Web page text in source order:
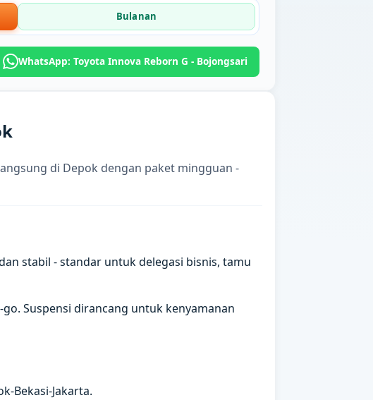
Bulanan
WhatsApp: Toyota Innova Reborn G - Bojongsari
di Depok dengan paket mingguan -
stabil - standar untuk delegasi bisnis, tamu
Suspensi dirancang untuk kenyamanan
Bekasi-Jakarta.